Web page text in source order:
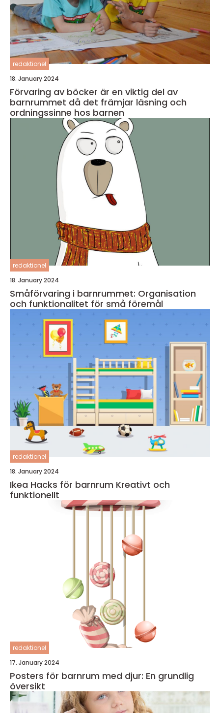
redaktionel
18. January 2024
Förvaring av böcker är en viktig del av
barnrummet då det främjar läsning och
ordningssinne hos barnen
redaktionel
18. January 2024
Småförvaring i barnrummet: Organisation
och funktionalitet för små föremål
redaktionel
18. January 2024
Ikea Hacks för barnrum Kreativt och
funktionellt
redaktionel
17. January 2024
Posters för barnrum med djur: En grundlig
översikt